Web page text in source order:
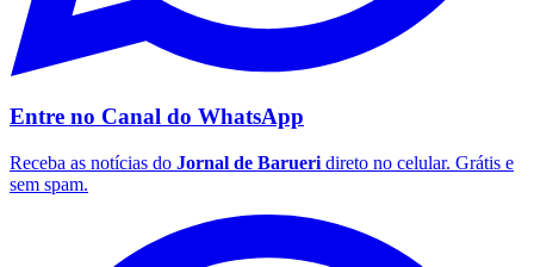
Entre no Canal do WhatsApp
Receba as notícias do Jornal de Barueri direto no celular. Grátis e
sem spam.